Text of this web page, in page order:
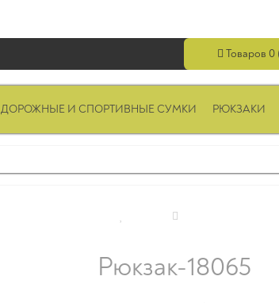
Товаров 0
ДОРОЖНЫЕ И СПОРТИВНЫЕ СУМКИ РЮКЗАКИ
Рюкзак-18065